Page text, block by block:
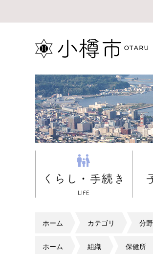
ホーム カテゴリ 分野
ホーム 組織 保健所